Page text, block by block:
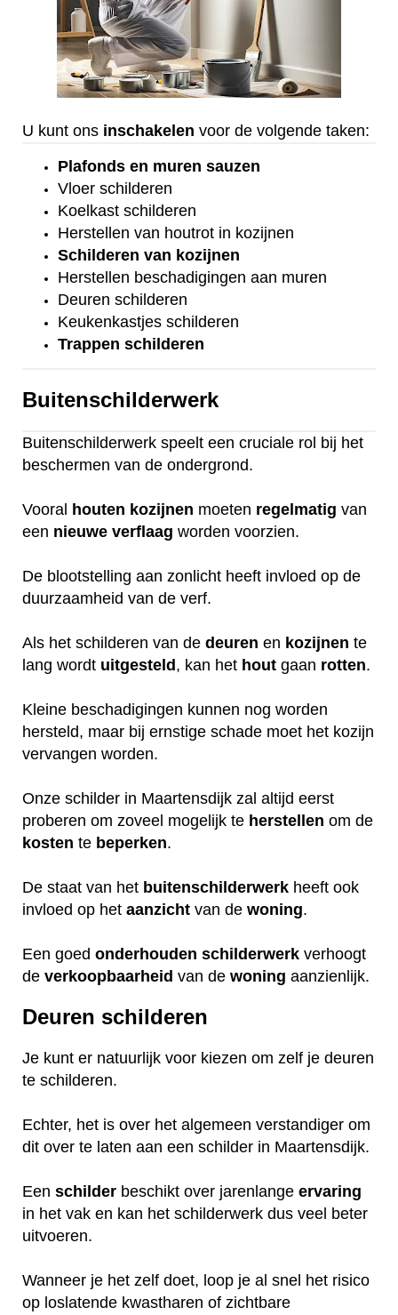
U kunt ons inschakelen voor de volgende taken:
Plafonds en muren sauzen
Vloer schilderen
Koelkast schilderen
Herstellen van houtrot in kozijnen
Schilderen van kozijnen
Herstellen beschadigingen aan muren
Deuren schilderen
Keukenkastjes schilderen
Trappen schilderen
Buitenschilderwerk
Buitenschilderwerk speelt een cruciale rol bij het
beschermen van de ondergrond.
Vooral houten kozijnen moeten regelmatig van
een nieuwe verflaag worden voorzien.
De blootstelling aan zonlicht heeft invloed op de
duurzaamheid van de verf.
Als het schilderen van de deuren en kozijnen te
lang wordt uitgesteld, kan het hout gaan rotten.
Kleine beschadigingen kunnen nog worden
hersteld, maar bij ernstige schade moet het kozijn
vervangen worden.
Onze schilder in Maartensdijk zal altijd eerst
proberen om zoveel mogelijk te herstellen om de
kosten te beperken.
De staat van het buitenschilderwerk heeft ook
invloed op het aanzicht van de woning.
Een goed onderhouden schilderwerk verhoogt
de verkoopbaarheid van de woning aanzienlijk.
Deuren schilderen
Je kunt er natuurlijk voor kiezen om zelf je deuren
te schilderen.
Echter, het is over het algemeen verstandiger om
dit over te laten aan een schilder in Maartensdijk.
Een schilder beschikt over jarenlange ervaring
in het vak en kan het schilderwerk dus veel beter
uitvoeren.
Wanneer je het zelf doet, loop je al snel het risico
op loslatende kwastharen of zichtbare